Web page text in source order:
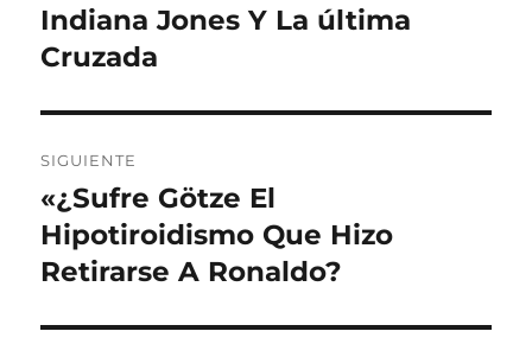
de
entradas
Entrada
anterior:
Indiana Jones Y La última
Cruzada
SIGUIENTE
Entrada
siguiente:
«¿Sufre Götze El
Hipotiroidismo Que Hizo
Retirarse A Ronaldo?